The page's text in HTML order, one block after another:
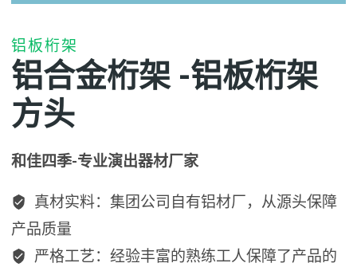
铝板桁架
铝合金桁架 -铝板桁架
方头
和佳四季-专业演出器材厂家
真材实料：集团公司自有铝材厂，从源头保障
产品质量
严格工艺：经验丰富的熟练工人保障了产品的